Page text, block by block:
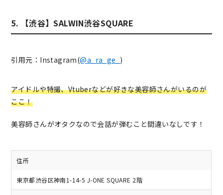
5. 【渋谷】SALWIN渋谷SQUARE
引用元：Instagram(@a_ra_ge_ )
アイドルや特撮、Vtuberなどが好きな美容師さんがいるのが
ここ！
美容師さんがオタクなので会話が弾むこと間違いなしです！
住所
東京都渋谷区神南1-14-5 J-ONE SQUARE 2階